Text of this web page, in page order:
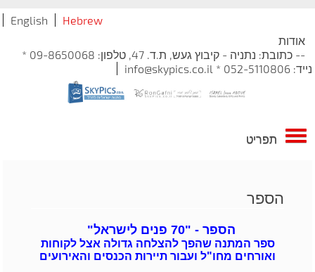
Hebrew
English
אודות
-- כתובת: נתניה - קיבוץ געש, ת.ד. 47, טלפון: 09-8650068 *
נייד: 052-5110806 * info@skypics.co.il
תפריט
הספר
הספר - "70 פנים לישראל"
ספר המתנה שהפך להצלחה גדולה אצל לקוחות
ואורחים מחו"ל ועבור תיירות הכנסים והאירועים